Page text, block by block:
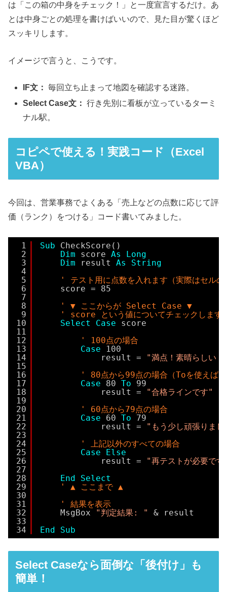
は「この箱の中身をチェック！」と一度宣言するだけ。あ
とは中身ごとの処理を書けばいいので、見た目が驚くほど
スッキリします。
イメージで言うと、こうです。
IF文： 毎回立ち止まって地図を確認する迷路。
Select Case文： 行き先別に看板が立っているターミ
ナル駅。
コピペで使える！実践コード（Excel
VBA）
今回は、営業事務でよくある「売上などの点数に応じて評
価（ランク）をつける」コード書いてみました。
1
2
3
4
5
6
7
8
9
10
11
12
13
14
15
16
17
18
19
20
21
22
23
24
25
26
27
28
29
30
31
32
33
34
Sub
CheckScore()
Dim
score As
Long
Dim
result As
String
' テスト用に点数を入れます（実際はセルの
score = 85
' ▼ ここからが Select Case ▼
' score という値についてチェックします
Select
Case
score
' 100点の場合
Case
100
result =
"満点！素晴らしい
' 80点から99点の場合（Toを使えば
Case
80 To
99
result =
"合格ラインです"
' 60点から79点の場合
Case
60 To
79
result =
"もう少し頑張りま
' 上記以外のすべての場合
Case
Else
result =
"再テストが必要で
End
Select
' ▲ ここまで ▲
' 結果を表示
MsgBox
"判定結果: "
& result
End
Sub
Select Caseなら面倒な「後付け」も
簡単！